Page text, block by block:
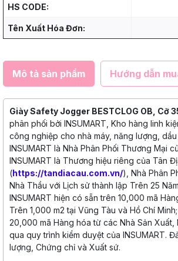
HS CODE:
Tên Xuất Hóa Đơn:
Mô tả sản phẩm Hướng dẫn
Giày Safety Jogger BESTCLOG OB, Cỡ
phân phối bởi INSUMART, Kho hàng linh
công nghiệp cho nhà máy, năng lượng,
INSUMART là Nhà Phân Phối Thương Mại
INSUMART là Thương hiệu riêng của Tân
(https://tandiacau.com.vn/), Nhà Phân
Nhà Thầu với Lịch sử thành lập Trên 25
INSUMART hiện có sẵn trên 10,000 mã
Trên 1,000 m2 tại Vũng Tàu và Hồ Chí
20,000 mã Hàng hóa từ các Nhà Sản Xuất,
qua quy trình kiểm duyệt của INSUMART.
lượng, Chứng chỉ và Xuất sứ.